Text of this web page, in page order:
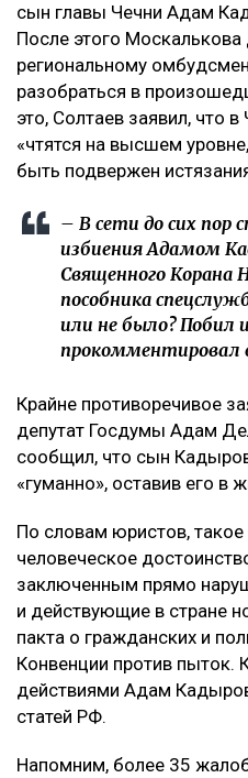
сын главы Чечни Адам
После этого Москалькова
региональному
разобраться в
это, Солтаев заявил, что
«чтятся на высшем
быть подвержен
– В сети до сих пор
избиения Адамом
Священного Корана
пособника
или не было? Побил
прокомментировал
Крайне противоречивое
депутат Госдумы Адам
сообщил, что сын
«гуманно», оставив его в
По словам юристов,
человеческое
заключенным прямо
и действующие в стране
пакта о гражданских и
Конвенции против пыток.
действиями Адам
статей РФ.
Напомним, более 35